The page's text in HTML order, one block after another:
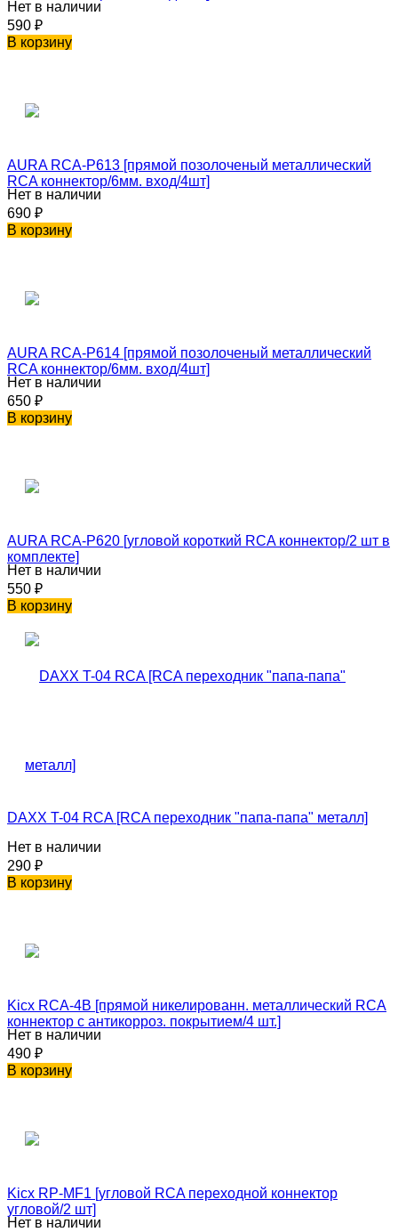
Нет в наличии
590 ₽
В корзину
AURA RCA-P613 [прямой позолоченый металлический
RCA коннектор/6мм. вход/4шт]
Нет в наличии
690 ₽
В корзину
AURA RCA-P614 [прямой позолоченый металлический
RCA коннектор/6мм. вход/4шт]
Нет в наличии
650 ₽
В корзину
AURA RCA-P620 [угловой короткий RCA коннектор/2 шт в
комплекте]
Нет в наличии
550 ₽
В корзину
DAXX T-04 RCA [RCA переходник "папа-папа" металл]
Нет в наличии
290 ₽
В корзину
Kicx RCA-4B [прямой никелированн. металлический RCA
коннектор с антикорроз. покрытием/4 шт.]
Нет в наличии
490 ₽
В корзину
Kicx RP-MF1 [угловой RCA переходной коннектор
угловой/2 шт]
Нет в наличии